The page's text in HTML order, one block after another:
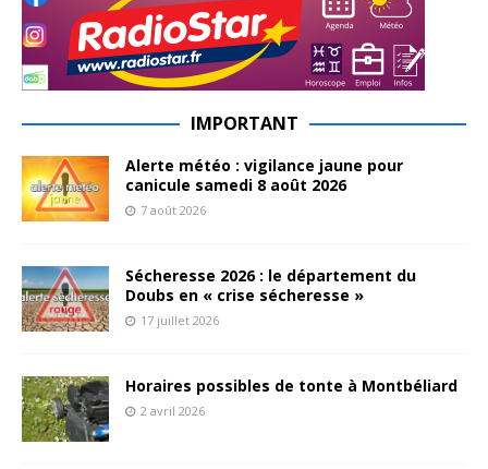
IMPORTANT
Alerte météo : vigilance jaune pour
canicule samedi 8 août 2026
7 août 2026
Sécheresse 2026 : le département du
Doubs en « crise sécheresse »
17 juillet 2026
Horaires possibles de tonte à Montbéliard
2 avril 2026